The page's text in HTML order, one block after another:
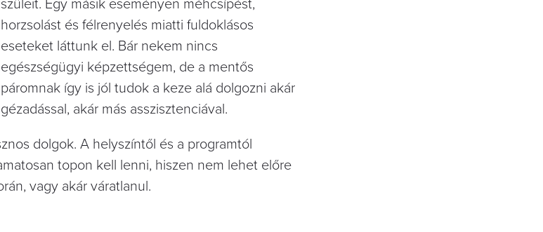
szüleit. Egy másik eseményen méhcsípést,
horzsolást és félrenyelés miatti fuldoklásos
eseteket láttunk el. Bár nekem nincs
egészségügyi képzettségem, de a mentős
páromnak így is jól tudok a keze alá dolgozni akár
gézadással, akár más asszisztenciával.
dolgok. A helyszíntől és a programtól
topon kell lenni, hiszen nem lehet előre
vagy akár váratlanul.